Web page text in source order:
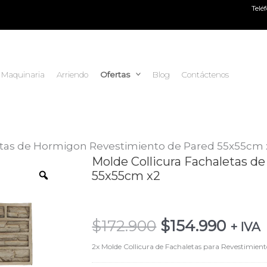
Maquinaria Arriendo Ofertas Blog Contáctenos
de Hormigon Revestimiento de Pared 55x55cm
Molde Collicura Fachaletas
55x55cm x2
$172.900
El
$172.900.
$154.990
El
+ IVA
2x Molde Collicura de Fachaletas para
Molde
Collicura
Hormigon
Revestimiento
de